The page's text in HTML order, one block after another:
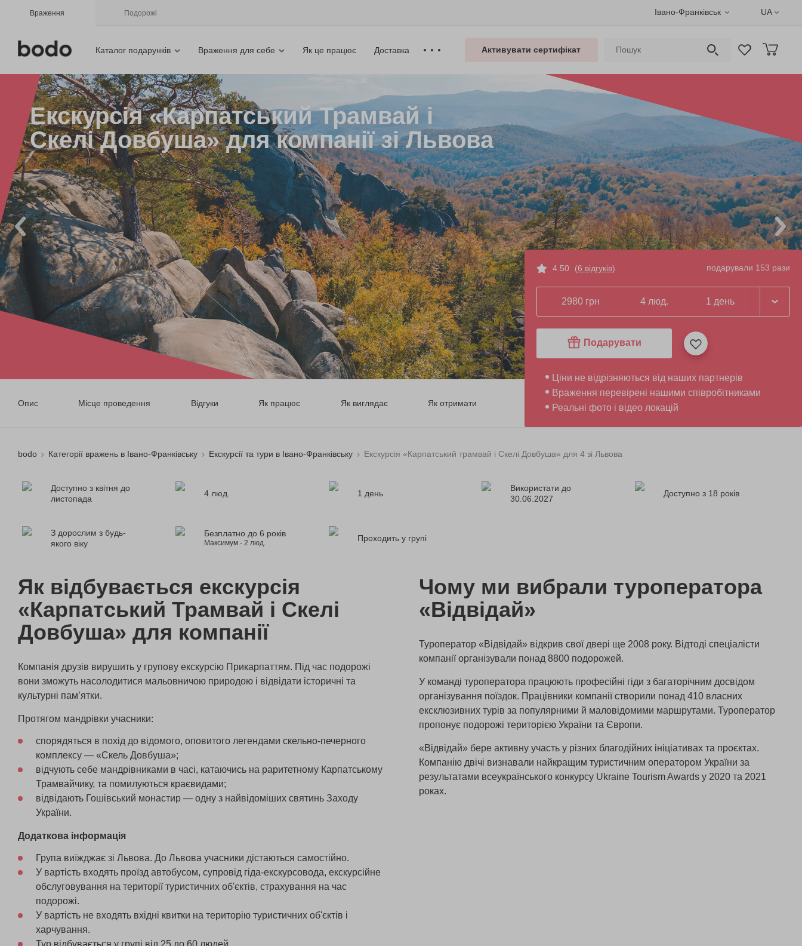
Враження Подорожі Івано-Франківськ UA
Каталог подарунків Враження для себе Як це працює Доставка Активувати сертифікат
Екскурсія «Карпатський Трамвай і
Скелі Довбуша» для компанії зі Львова
Опис Місце проведення Відгуки Як працює Як виглядає Як отримати
4.50 (6 відгуків) подарували 153 рази
2980 грн 4 люд. 1 день
Подарувати
Ціни не відрізняються від наших партнерів
Враження перевірені нашими співробітниками
Реальні фото і відео локацій
bodo Категорії вражень в Івано-Франківську Екскурсії та тури в Івано-Франківську Екскурсія «Карпатський трамвай і Скелі Довбуша» для 4 зі Львова
Доступно з квітня до
листопада
4 люд. 1 день
Використати до
30.06.2027
Доступно з 18 років
З дорослим з будь-
якого віку
Безплатно до 6 років
Максимум - 2 люд.
Проходить у групі
Як відбувається екскурсія
«Карпатський Трамвай і Скелі
Довбуша» для компанії
Компанія друзів вирушить у групову екскурсію Прикарпаттям. Під час подорожі
вони зможуть насолодитися мальовничою природою і відвідати історичні та
культурні пам’ятки.
Протягом мандрівки учасники:
спорядяться в похід до відомого, оповитого легендами скельно-печерного
комплексу — «Скель Довбуша»;
відчують себе мандрівниками в часі, катаючись на раритетному Карпатському
Трамвайчику, та помилуються краєвидами;
відвідають Гошівський монастир — одну з найвідоміших святинь Заходу
України.
Додаткова інформація
Група виїжджає зі Львова. До Львова учасники дістаються самостійно.
У вартість входять проїзд автобусом, супровід гіда-екскурсовода, екскурсійне
обслуговування на території туристичних об'єктів, страхування на час
подорожі.
У вартість не входять вхідні квитки на територію туристичних об'єктів і
харчування.
Тур відбувається у групі від 25 до 60 людей.
Чому ми вибрали туроператора
«Відвідай»
Туроператор «Відвідай» відкрив свої двері ще 2008 року. Відтоді спеціалісти
компанії організували понад 8800 подорожей.
У команді туроператора працюють професійні гіди з багаторічним досвідом
організування поїздок. Працівники компанії створили понад 410 власних
ексклюзивних турів за популярними й маловідомими маршрутами. Туроператор
пропонує подорожі територією України та Європи.
«Відвідай» бере активну участь у різних благодійних ініціативах та проєктах.
Компанію двічі визнавали найкращим туристичним оператором України за
результатами всеукраїнського конкурсу Ukraine Tourism Awards у 2020 та 2021
роках.